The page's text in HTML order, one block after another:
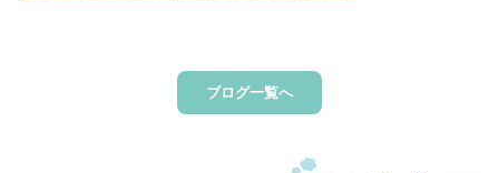
ブログ一覧へ